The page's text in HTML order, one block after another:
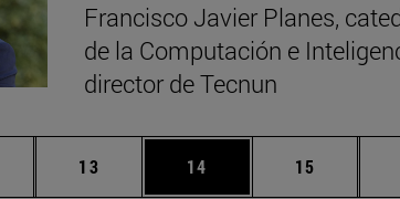
Francisco Javier Planes,
de la Computación e
director de Tecnun
Páginas intermedias Use TAB para desplazarse.
Página
13 Página
14 Página
15